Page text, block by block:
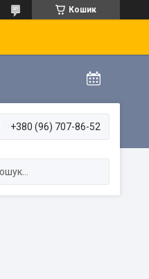
Кошик
+380 (96) 707-86-52